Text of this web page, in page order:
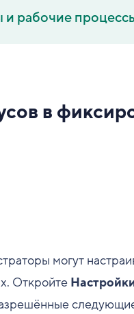
и рабочие
в
могут
Откройте